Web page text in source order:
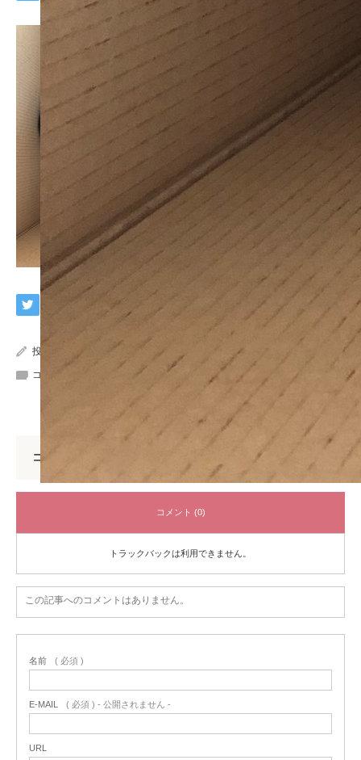
投稿者:
コメント:
コメント
コメント (0)
トラックバックは利用できません。
この記事へのコメントはありません。
名前 ( 必須 )
E-MAIL ( 必須 ) - 公開されません -
URL